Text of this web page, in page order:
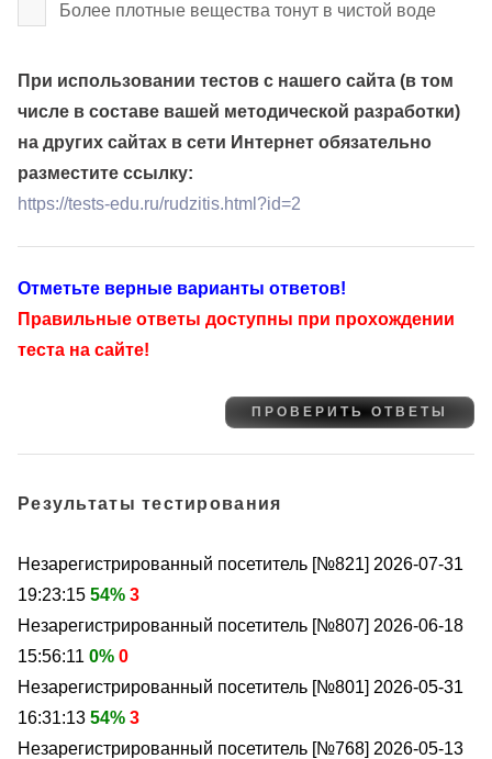
Более плотные вещества тонут в чистой воде
При использовании тестов с нашего сайта (в том
числе в составе вашей методической разработки)
на других сайтах в сети Интернет обязательно
разместите ссылку:
https://tests-edu.ru/rudzitis.html?id=2
Отметьте верные варианты ответов!
Правильные ответы доступны при прохождении
теста на сайте!
Результаты тестирования
Незарегистрированный посетитель [№821] 2026-07-31
19:23:15 54% 3
Незарегистрированный посетитель [№807] 2026-06-18
15:56:11 0% 0
Незарегистрированный посетитель [№801] 2026-05-31
16:31:13 54% 3
Незарегистрированный посетитель [№768] 2026-05-13